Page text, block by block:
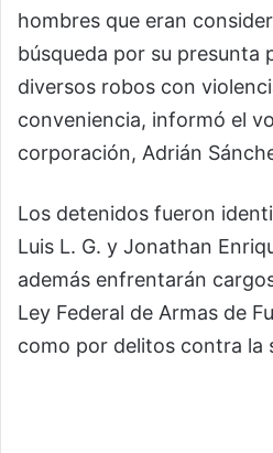
hombres que eran
búsqueda por su presunta
diversos robos con
conveniencia, informó el
corporación, Adrián
Los detenidos fueron
Luis L. G. y Jonathan
además enfrentarán
Ley Federal de Armas de
como por delitos contra la